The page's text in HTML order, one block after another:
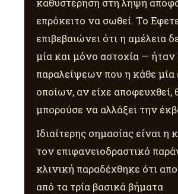
καθυστέρηση στη λήψη
επρόκειτο να σωθεί. Το
επιβεβαιώνει ότι η αμέλεια
μία και μόνο αστοχία — ήταν
παραλείψεων που η κάθε
οποίων, αν είχε αποφευχθεί,
μπορούσε να αλλάξει την
Ιδιαίτερης σημασίας είναι η
τον επιφανειοδραστικό
κλινική παραδέχθηκε ότι
από τα τρία βασικά βήματα